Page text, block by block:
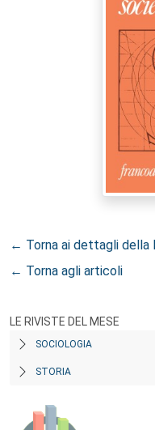
← Torna ai dettagli della
← Torna agli articoli
LE RIVISTE DEL MESE
SOCIOLOGIA
STORIA